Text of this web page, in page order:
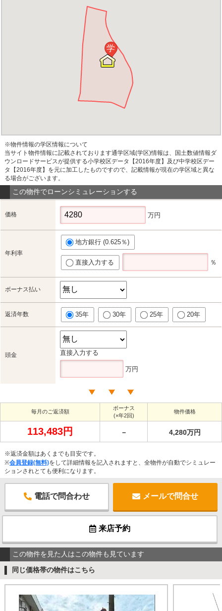
学
※物件情報の学区情報について
当サイト物件情報に記載されております通学区域(学区)情報は、国土数値情報ダ
ウンロードサービスが提供する小学校区データ【2016年度】及び中学校区デー
タ【2016年度】を元に加工したものですので、記載情報が現在の学区域と異な
る場合がございます。
この物件でローンシミュレーションする
価格 万円
年利率
地方銀行 (0.625％)
直接入力する ％
ボーナス払い
返済年数 35年 30年 25年 20年
頭金 直接入力する
万円
毎月のご返済額
ボーナス
(×年2回)
物件価格
113,483円 － 4,280万円
※返済金額はあくまでも目安です。
※会員登録(無料)をして詳細情報を記入されますと、全物件が自動でシミュレー
ションされとても便利になります。
電話で問合わせ メールで問合せ
来店予約
この物件を見た人はこの物件も見ています
同じ価格帯の物件はこちら